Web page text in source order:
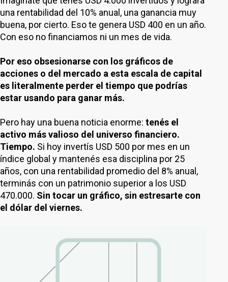
una rentabilidad del 10% anual, una ganancia muy
buena, por cierto. Eso te genera USD 400 en un año.
Con eso no financiamos ni un mes de vida.
Por eso obsesionarse con los gráficos de
acciones o del mercado a esta escala de capital
es literalmente perder el tiempo que podrías
estar usando para ganar más.
Pero hay una buena noticia enorme: tenés el
activo más valioso del universo financiero.
Tiempo. Si hoy invertís USD 500 por mes en un
índice global y mantenés esa disciplina por 25
años, con una rentabilidad promedio del 8% anual,
terminás con un patrimonio superior a los USD
470.000. Sin tocar un gráfico, sin estresarte con
el dólar del viernes.